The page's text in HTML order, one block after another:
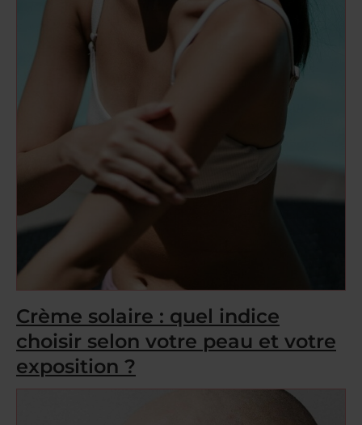
Crème solaire : quel indice
choisir selon votre peau et votre
exposition ?